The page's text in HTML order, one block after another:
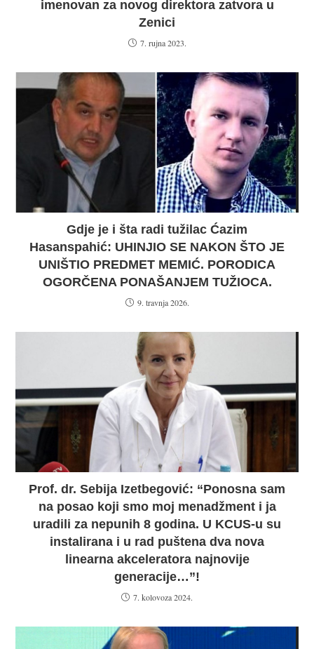
imenovan za novog direktora zatvora u
Zenici
7. rujna 2023.
Gdje je i šta radi tužilac Ćazim
Hasanspahić: UHINJIO SE NAKON ŠTO JE
UNIŠTIO PREDMET MEMIĆ. PORODICA
OGORČENA PONAŠANJEM TUŽIOCA.
9. travnja 2026.
Prof. dr. Sebija Izetbegović: “Ponosna sam
na posao koji smo moj menadžment i ja
uradili za nepunih 8 godina. U KCUS-u su
instalirana i u rad puštena dva nova
linearna akceleratora najnovije
generacije…”!
7. kolovoza 2024.